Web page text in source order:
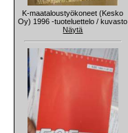
K-maataloustyökoneet (Kesko
Oy) 1996 -tuoteluettelo / kuvasto
Näytä